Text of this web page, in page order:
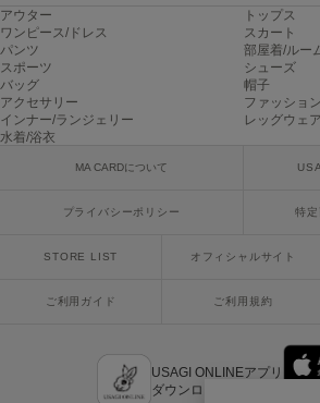
プーマ
Reebok
リーボック
サロモン
sanrio house
アウター
トップス
ワンピース/ドレス
スカート
パンツ
部屋着/ルー
スポーツ
シューズ
バッグ
帽子
アクセサリー
ファッショ
インナー/ランジェリー
レッグウェア
水着/浴衣
MA CARDについて
プライバシーポリシー 特
STORE LIST オフィシャルサイト
ご利用ガイド ご利用規約
USAGI ONLINEアプリ
ダウンロードはこちら